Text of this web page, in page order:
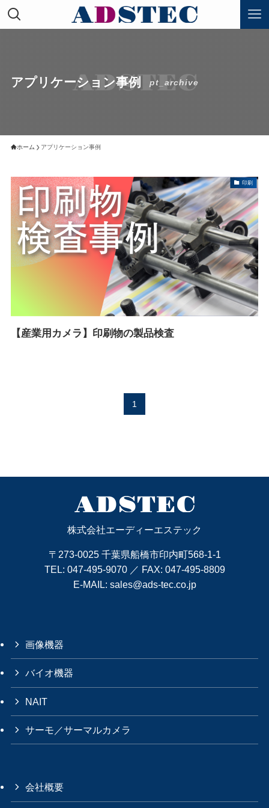
アプリケーション事例 pt_archive
ホーム アプリケーション事例
印刷
【産業用カメラ】印刷物の製品検査
1
株式会社エーディーエステック
〒273-0025 千葉県船橋市印内町568-1-1
TEL: 047-495-9070／ FAX: 047-495-8809
E-MAIL: sales@ads-tec.co.jp
画像機器
バイオ機器
NAIT
サーモ／サーマルカメラ
会社概要